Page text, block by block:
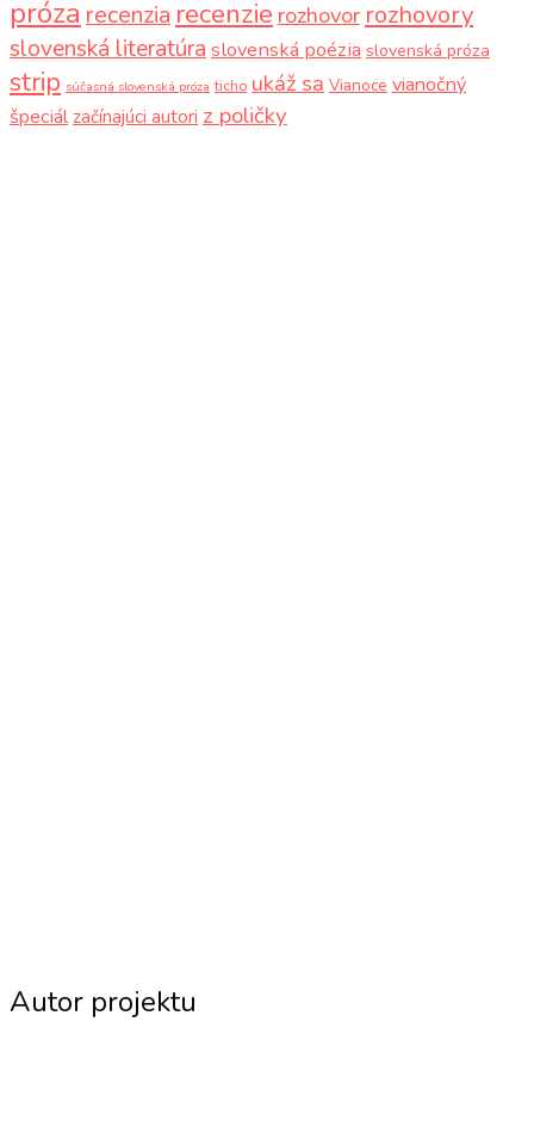
próza recenzia recenzie rozhovor rozhovory
slovenská literatúra slovenská poézia slovenská próza
strip súčasná slovenská próza ticho ukáž sa Vianoce vianočný
špeciál začínajúci autori z poličky
Autor projektu